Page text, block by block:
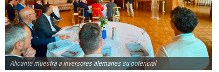
Alicante muestra a inversores alemanes su potencial